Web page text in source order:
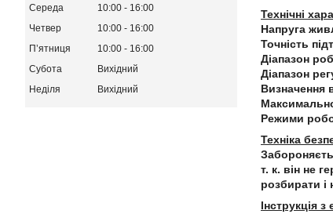
Технічні
Напруга
Точність
Діапазон
Діапазон
Визначення
Режими
Техніка
т. к. він не
розбирати і
Інструкція з
Середа
10:00
16:00
Четвер
10:00
16:00
Пʼятниця
10:00
16:00
Субота
Вихідний
Неділя
Вихідний